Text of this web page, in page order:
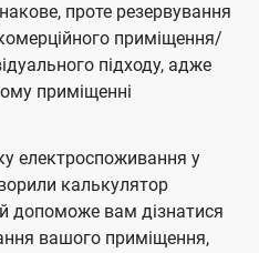
проте резервування
приміщення/
підходу, адже
приміщенні
електроспоживання у
калькулятор
допоможе вам дізнатися
вашого приміщення,